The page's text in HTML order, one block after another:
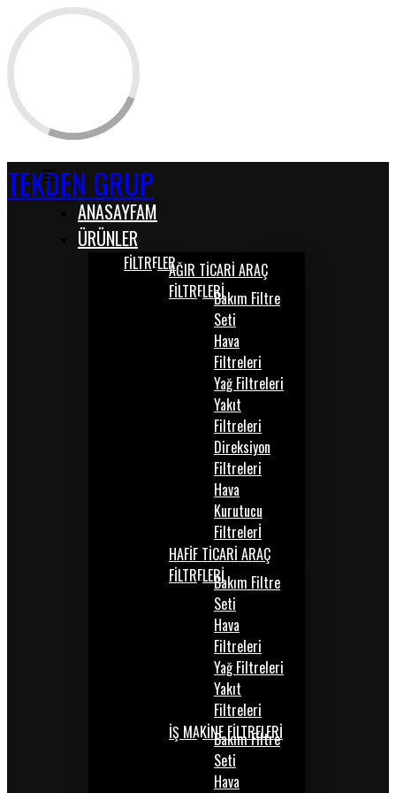
TEKDEN GRUP
ANASAYFAM
ÜRÜNLER
FİLTRELERAĞIR TİCARİ ARAÇ
FİLTRELERİBakım Filtre
Seti
Hava
Filtreleri
Yağ Filtreleri
Yakıt
Filtreleri
Direksiyon
Filtreleri
Hava
Kurutucu
Filtrelerİ
HAFİF TİCARİ ARAÇ
FİLTRELERİBakım Filtre
Seti
Hava
Filtreleri
Yağ Filtreleri
Yakıt
Filtreleri
İŞ MAKİNE FİLTRELERİ
Bakım Filtre
Seti
Hava